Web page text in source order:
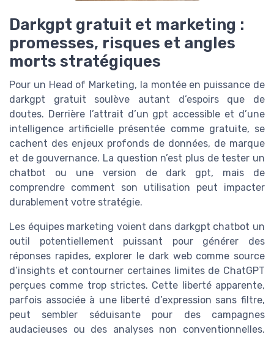
Darkgpt gratuit et marketing :
promesses, risques et angles
morts stratégiques
Pour un Head of Marketing, la montée en puissance de
darkgpt gratuit soulève autant d’espoirs que de
doutes. Derrière l’attrait d’un gpt accessible et d’une
intelligence artificielle présentée comme gratuite, se
cachent des enjeux profonds de données, de marque
et de gouvernance. La question n’est plus de tester un
chatbot ou une version de dark gpt, mais de
comprendre comment son utilisation peut impacter
durablement votre stratégie.
Les équipes marketing voient dans darkgpt chatbot un
outil potentiellement puissant pour générer des
réponses rapides, explorer le dark web comme source
d’insights et contourner certaines limites de ChatGPT
perçues comme trop strictes. Cette liberté apparente,
parfois associée à une liberté d’expression sans filtre,
peut sembler séduisante pour des campagnes
audacieuses ou des analyses non conventionnelles.